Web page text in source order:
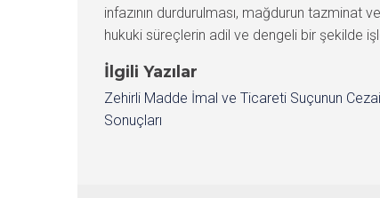
infazının durdurulması, mağdurun tazminat
hukuki süreçlerin adil ve dengeli bir şekilde
İlgili Yazılar
Zehirli Madde İmal ve Ticareti Suçunun Cezai
Sonuçları